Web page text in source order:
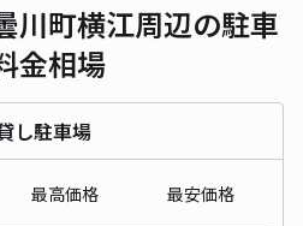
川町横江周辺の駐車
金相場
し駐車場
最高価格 最安価格